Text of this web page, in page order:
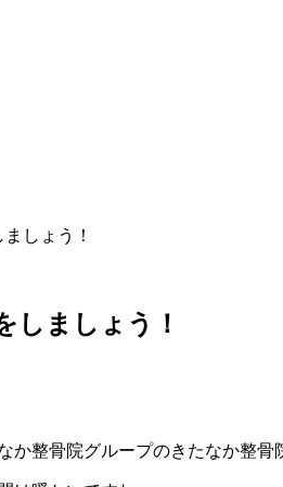
しょう！
しましょう！
か整骨院グループのきたなか整骨